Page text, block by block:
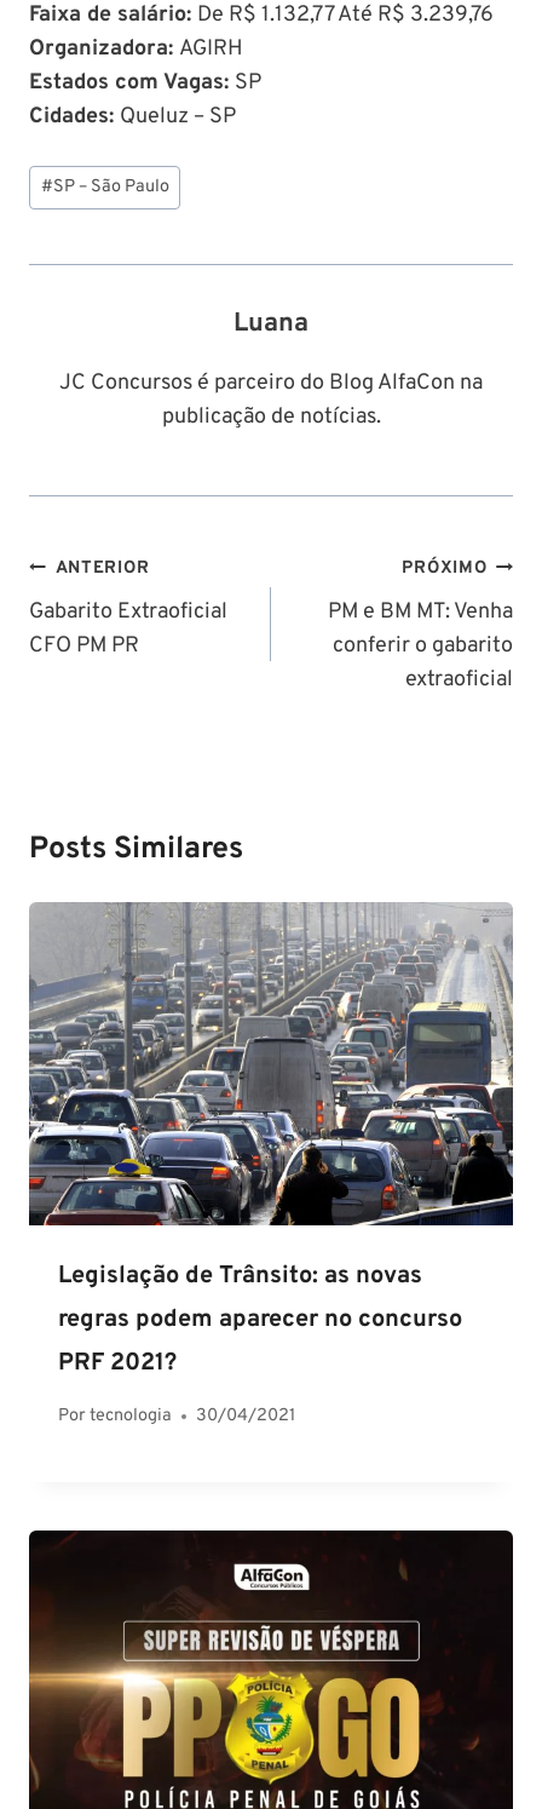
Faixa de salário: De R$ 1.132,77 Até R$ 3.239,76
Organizadora: AGIRH
Estados com Vagas: SP
Cidades: Queluz – SP
Tags
do
#SP – São Paulo
Luana
JC Concursos é parceiro do Blog AlfaCon na
publicação de notícias.
Navegação
de
Post
ANTERIOR
Gabarito Extraoficial
CFO PM PR
PRÓXIMO
PM e BM MT: Venha
conferir o gabarito
extraoficial
Posts Similares
Legislação de Trânsito: as novas
regras podem aparecer no concurso
PRF 2021?
Portecnologia 30/04/2021